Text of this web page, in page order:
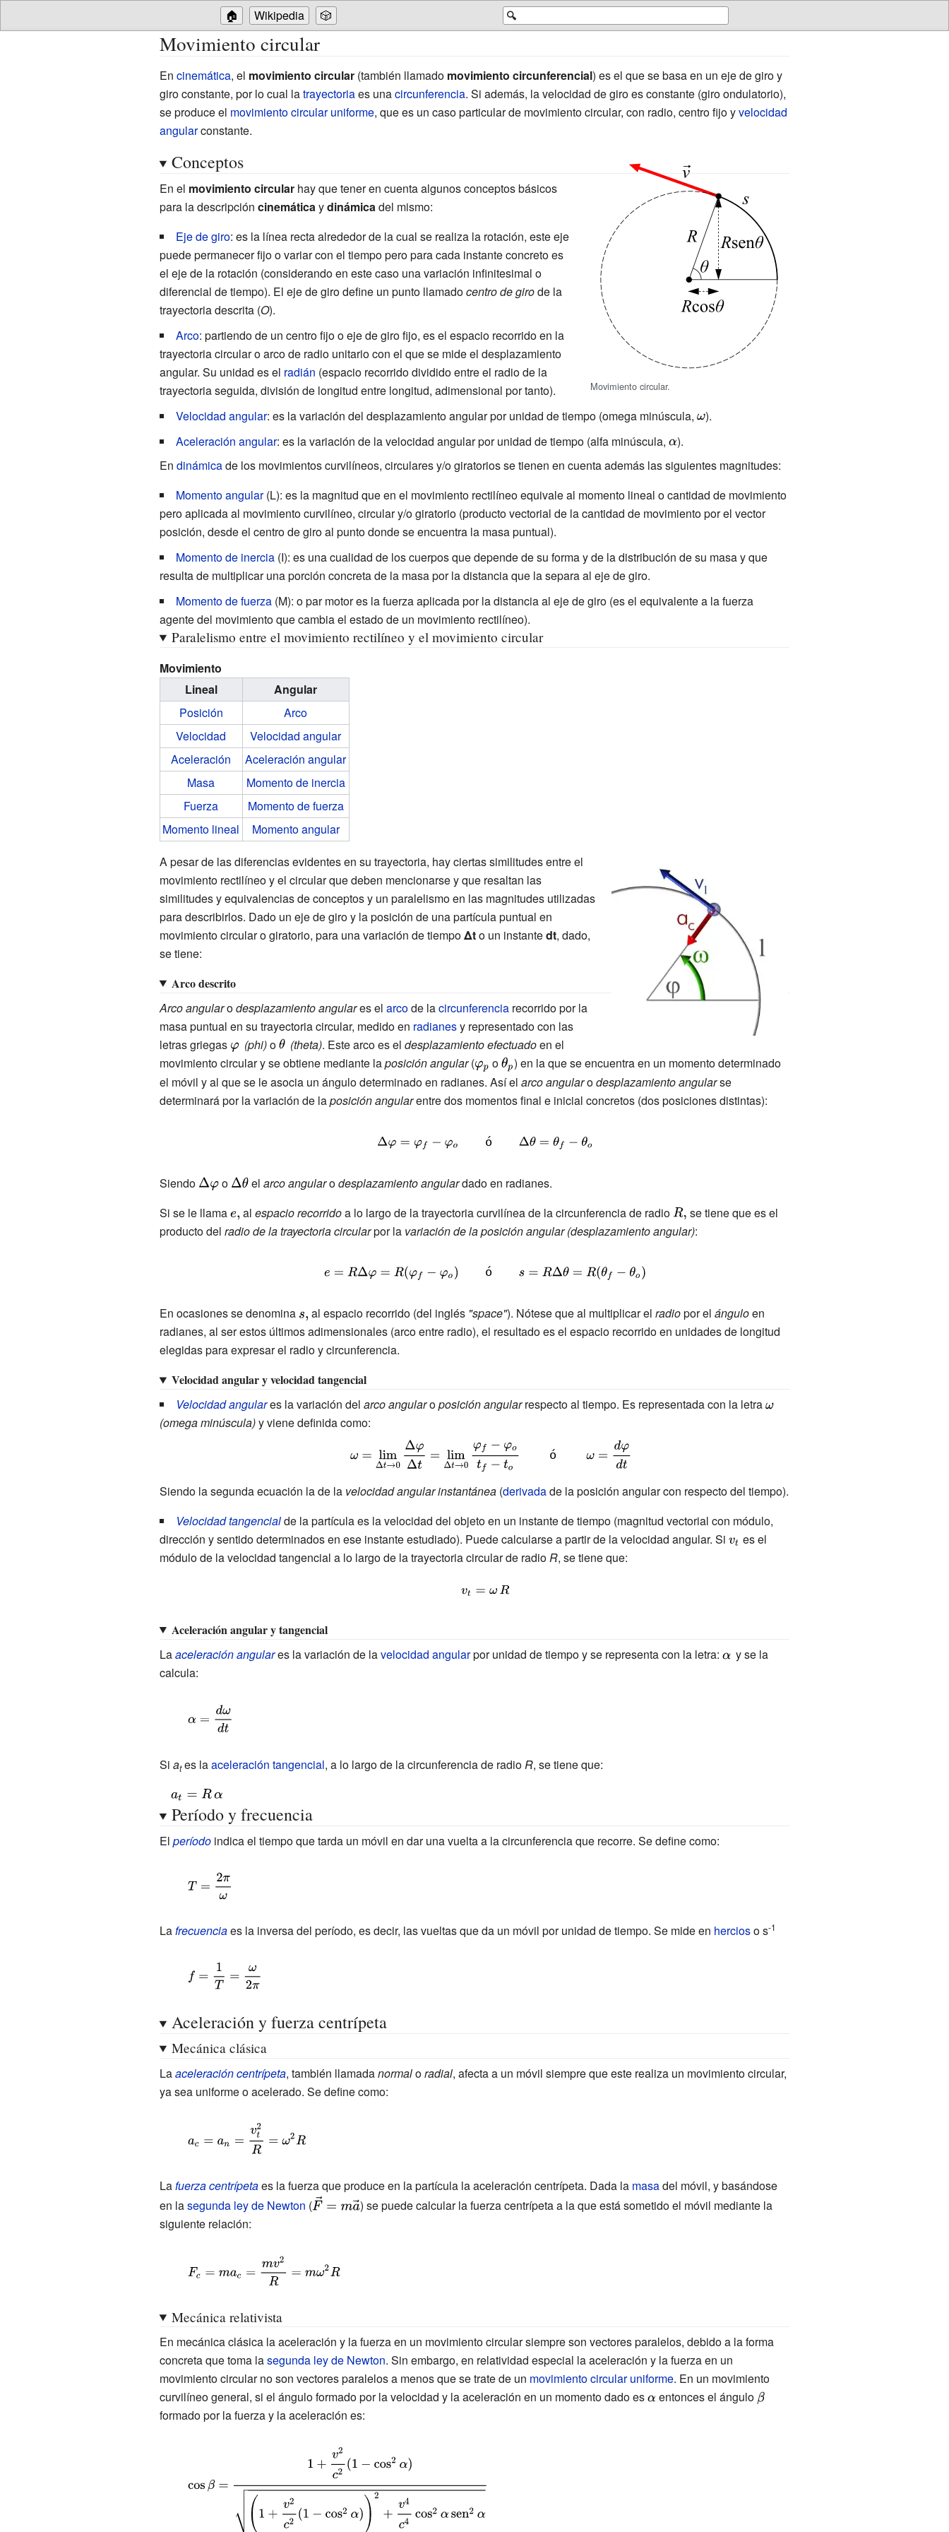
🔍
🏠 Wikipedia 🎲
Movimiento circular
En cinemática, el movimiento circular(también llamado movimiento circunferencial) es el que se basa en un eje de giro y
giro constante, por lo cual latrayectoriaes unacircunferencia. Si además, la velocidad de giro es constante (giro ondulatorio),
se produce el movimiento circular uniforme, que es un caso particular de movimiento circular, con radio, centro fijo yvelocidad
angularconstante.
Movimiento circular.
Conceptos
En el movimiento circularhay que tener en cuenta algunos conceptos básicos
para la descripción cinemática ydinámica del mismo:
Eje de giro: es la línea recta alrededor de la cual se realiza la rotación, este eje
puede permanecer fijo o variar con el tiempo pero para cada instante concreto es
el eje de la rotación (considerando en este caso una variación infinitesimal o
diferencial de tiempo). El eje de giro define un punto llamadocentro de girode la
trayectoria descrita (O).
Arco: partiendo de un centro fijo o eje de giro fijo, es el espacio recorrido en la
trayectoria circular o arco de radio unitario con el que se mide el desplazamiento
angular. Su unidad es el radián (espacio recorrido dividido entre el radio de la
trayectoria seguida, división de longitud entre longitud, adimensional por tanto).
Velocidad angular: es la variación del desplazamiento angular por unidad de tiempo (omega minúscula, {\displaystyle
).
Aceleración angular: es la variación de la velocidad angular por unidad de tiempo (alfa minúscula, {\displaystyle
\alpha }
).
En dinámicade los movimientos curvilíneos, circulares y/o giratorios se tienen en cuenta además las siguientes magnitudes:
Momento angular(L): es la magnitud que en el movimiento rectilíneo equivale al momento lineal o cantidad de movimiento
pero aplicada al movimiento curvilíneo, circular y/o giratorio (producto vectorial de la cantidad de movimiento por el vector
posición, desde el centro de giro al punto donde se encuentra la masa puntual).
Momento de inercia(I): es una cualidad de los cuerpos que depende de su forma y de la distribución de su masa y que
resulta de multiplicar una porción concreta de la masa por la distancia que la separa al eje de giro.
Momento de fuerza(M): o par motor es la fuerza aplicada por la distancia al eje de giro (es el equivalente a la fuerza
agente del movimiento que cambia el estado de un movimiento rectilíneo).
Paralelismo entre el movimiento rectilíneo y el movimiento circular
Movimiento
Lineal
Angular
Posición
Arco
Velocidad
Velocidad angular
Aceleración
Aceleración angular
Masa
Momento de inercia
Fuerza
Momento de fuerza
Momento lineal
Momento angular
A pesar de las diferencias evidentes en su trayectoria, hay ciertas similitudes entre el
movimiento rectilíneo y el circular que deben mencionarse y que resaltan las
similitudes y equivalencias de conceptos y un paralelismo en las magnitudes utilizadas
para describirlos. Dado un eje de giro y la posición de una partícula puntual en
movimiento circular o giratorio, para una variación de tiempoΔto un instantedt, dado,
se tiene:
Arco descrito
Arco angularodesplazamiento angulares el arcode lacircunferenciarecorrido por la
masa puntual en su trayectoria circular, medido en radianesy representado con las
letras griegas {\displaystyle
\varphi \,}
(phi)o{\displaystyle
\theta \,}
(theta). Este arco es el desplazamiento efectuadoen el
movimiento circular y se obtiene mediante laposición angular({\displaystyle
\varphi _{p}}
o{\displaystyle
\theta _{p}}
) en la que se encuentra en un momento determinado
el móvil y al que se le asocia un ángulo determinado en radianes. Así el arco angularodesplazamiento angularse
determinará por la variación de laposición angularentre dos momentos final e inicial concretos (dos posiciones distintas):
{\displaystyle
=\varphi _{f}-
_{o}\qquad
\Delta \theta
=\theta _{f}-\theta
_{o}}
Siendo {\displaystyle
\varphi }
o {\displaystyle
}
el arco angularodesplazamiento angulardado en radianes.
Si se le llama{\displaystyle
e,}
alespacio recorridoa lo largo de la trayectoria curvilínea de la circunferencia de radio{\displaystyle
R,}
se tiene que es el
producto del radio de la trayectoria circularpor la variación de la posición angular (desplazamiento angular):
{\displaystyle
=R(\varphi _{f}-
\varphi
_{o})\qquad
{\mbox{ó}}\qquad
=R(\theta _{f}-
En ocasiones se denomina {\displaystyle
s,}
al espacio recorrido (del inglés "space"). Nótese que al multiplicar elradiopor elánguloen
radianes, al ser estos últimos adimensionales (arco entre radio), el resultado es el espacio recorrido en unidades de longitud
elegidas para expresar el radio y circunferencia.
Velocidad angular y velocidad tangencial
Velocidad angulares la variación del arco angularoposición angularrespecto al tiempo. Es representada con la letra{\displaystyle
(omega minúscula)y viene definida como:
{\displaystyle
\omega =\lim
_{\Delta t\to
{\Delta
\varphi }
{\varphi _{f}-
\omega =
{dt}}}
Siendo la segunda ecuación la de la velocidad angular instantánea(derivadade la posición angular con respecto del tiempo).
Velocidad tangencialde la partícula es la velocidad del objeto en un instante de tiempo (magnitud vectorial con módulo,
dirección y sentido determinados en ese instante estudiado). Puede calcularse a partir de la velocidad angular. Si {\displaystyle
es el
módulo de la velocidad tangencial a lo largo de la trayectoria circular de radioR, se tiene que:
{\displaystyle
Aceleración angular y tangencial
Laaceleración angulares la variación de lavelocidad angularpor unidad de tiempo y se representa con la letra: {\displaystyle
y se la
calcula:
{\displaystyle
\alpha =
{d\omega }
{dt}}}
Si ates laaceleración tangencial, a lo largo de la circunferencia de radioR, se tiene que:
{\displaystyle
a_{t}=R\,\alpha
Período y frecuencia
El períodoindica el tiempo que tarda un móvil en dar una vuelta a la circunferencia que recorre. Se define como:
{\displaystyle
T={\frac
Lafrecuenciaes la inversa del período, es decir, las vueltas que da un móvil por unidad de tiempo. Se mide en hercioso s-1
{\displaystyle
f={\frac {1}
{\omega }
{2\pi }}}
Aceleración y fuerza centrípeta
Mecánica clásica
Laaceleración centrípeta, también llamadanormaloradial, afecta a un móvil siempre que este realiza un movimiento circular,
ya sea uniforme o acelerado. Se define como:
{\displaystyle
a_{c}=a_{n}=
{v_{t}^{2}}
{R}}=\omega
^{2}R}
Lafuerza centrípetaes la fuerza que produce en la partícula la aceleración centrípeta. Dada la masadel móvil, y basándose
en lasegunda ley de Newton ({\displaystyle) se puede calcular la fuerza centrípeta a la que está sometido el móvil mediante la
siguiente relación:
{\displaystyle
F_{c}=ma_{c}=
{R}}=m\omega
^{2}R}
Mecánica relativista
En mecánica clásica la aceleración y la fuerza en un movimiento circular siempre son vectores paralelos, debido a la forma
concreta que toma lasegunda ley de Newton. Sin embargo, en relatividad especial la aceleración y la fuerza en un
movimiento circular no son vectores paralelos a menos que se trate de un movimiento circular uniforme. En un movimiento
curvilíneo general, si el ángulo formado por la velocidad y la aceleración en un momento dado es{\displaystyle
entonces el ángulo {\displaystyle
formado por la fuerza y la aceleración es:
\cos \beta =
{\frac {1+